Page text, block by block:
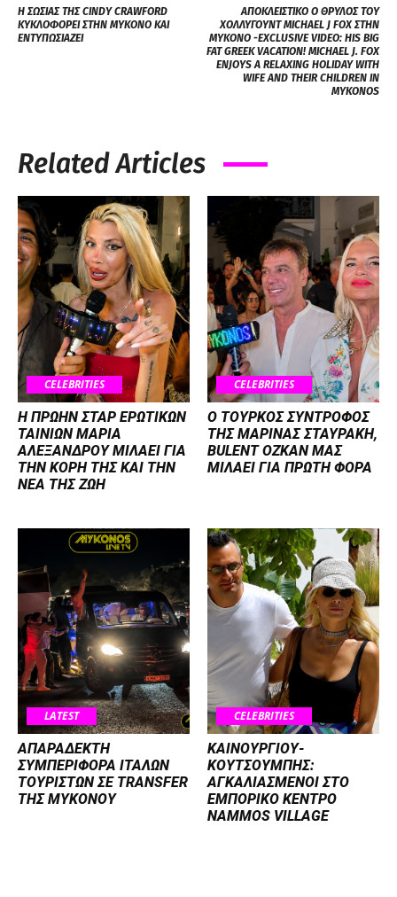
Η ΣΩΣΙΑΣ ΤΗΣ CINDY CRAWFORD
ΚΥΚΛΟΦΟΡΕΙ ΣΤΗΝ ΜΥΚΟΝΟ ΚΑΙ
ΕΝΤΥΠΩΣΙΑΖΕΙ
ΑΠΟΚΛΕΙΣΤΙΚΟ Ο ΘΡΥΛΟΣ ΤΟΥ
ΧΟΛΛΥΓΟΥΝΤ MICHAEL J FOX ΣΤΗΝ
ΜΥΚΟΝΟ -EXCLUSIVE VIDEO: HIS BIG
FAT GREEK VACATION! MICHAEL J. FOX
ENJOYS A RELAXING HOLIDAY WITH
WIFE AND THEIR CHILDREN IN
MYKONOS
Related Articles
CELEBRITIES
Η ΠΡΩΗΝ ΣΤΑΡ ΕΡΩΤΙΚΩΝ
ΤΑΙΝΙΩΝ ΜΑΡΙΑ
ΑΛΕΞΑΝΔΡΟΥ ΜΙΛΑΕΙ ΓΙΑ
ΤΗΝ ΚΟΡΗ ΤΗΣ ΚΑΙ ΤΗΝ
ΝΕΑ ΤΗΣ ΖΩΗ
CELEBRITIES
Ο ΤΟΥΡΚΟΣ ΣΥΝΤΡΟΦΟΣ
ΤΗΣ ΜΑΡΙΝΑΣ ΣΤΑΥΡΑΚΗ,
BULENT OZKAN ΜΑΣ
ΜΙΛΑΕΙ ΓΙΑ ΠΡΩΤΗ ΦΟΡΑ
LATEST
ΑΠΑΡΑΔΕΚΤΗ
ΣΥΜΠΕΡΙΦΟΡΑ ΙΤΑΛΩΝ
ΤΟΥΡΙΣΤΩΝ ΣΕ TRANSFER
ΤΗΣ ΜΥΚΟΝΟΥ
CELEBRITIES
ΚΑΙΝΟΥΡΓΙΟΥ-
ΚΟΥΤΣΟΥΜΠΗΣ:
ΑΓΚΑΛΙΑΣΜΕΝΟΙ ΣΤΟ
ΕΜΠΟΡΙΚΟ ΚΕΝΤΡΟ
NAMMOS VILLAGE